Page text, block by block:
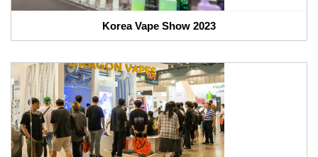
Korea Vape Show 2023